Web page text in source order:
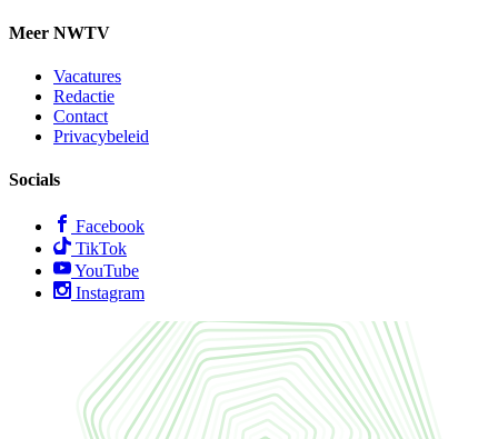
Meer NWTV
Vacatures
Redactie
Contact
Privacybeleid
Socials
Facebook
TikTok
YouTube
Instagram